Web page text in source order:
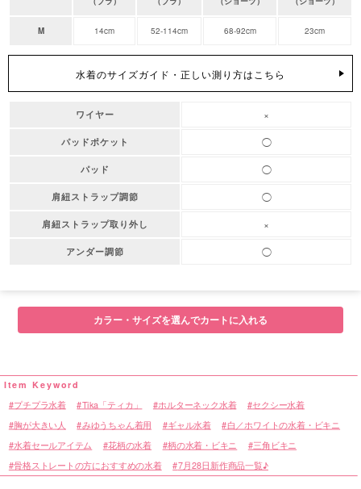
M 14cm 52-114cm 68-92cm 23cm
水着のサイズガイド・正しい測り方はこちら
ワイヤー ×
パッドポケット ◯
パッド ◯
肩紐ストラップ調節 ◯
肩紐ストラップ取り外し ×
アンダー調節 ◯
カラー・サイズを選んでカートに入れる
プチプラ水着 Tika「ティカ」 ホルターネック水着 セクシー水着
胸が大きい人 みゆうちゃん着用 ギャル水着 白／ホワイトの水着・ビキニ
水着セールアイテム 花柄の水着 柄の水着・ビキニ
三角ビキニ
骨格ストレートの方におすすめの水着
7月28日新作商品一覧♪